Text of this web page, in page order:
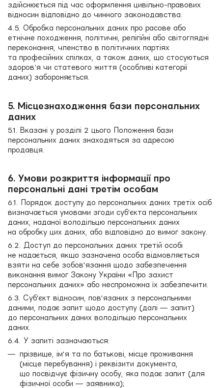
здійснюється під час оформлення цивільно-правових
відносин відповідно до чинного законодавства.
4.5. Обробка персональних даних про расове або
етнічне походження, політичні, релігійні або світоглядні
переконання, членство в політичних партіях
та професійних спілках, а також даних, що стосуються
здоров’я чи статевого життя (особливі категорії
даних) забороняється.
5. Місцезнаходження бази персональних
даних
5.1. Вказані у розділі 2 цього Положення бази
персональних даних знаходяться за адресою
продавця.
6. Умови розкриття інформації про
персональні дані третім особам
6.1. Порядок доступу до персональних даних третіх осіб
визначається умовами згоди суб'єкта персональних
даних, наданої володільцю персональних даних
на обробку цих даних, або відповідно до вимог закону.
6.2. Доступ до персональних даних третій особі
не надається, якщо зазначена особа відмовляється
взяти на себе зобов'язання щодо забезпечення
виконання вимог Закону України «Про захист
персональних даних» або неспроможна їх забезпечити.
6.3. Суб'єкт відносин, пов'язаних з персональними
даними, подає запит щодо доступу (далі — запит)
до персональних даних володільцю персональних
даних.
6.4. У запиті зазначаються:
прізвище, ім'я та по батькові, місце проживання
(місце перебування) і реквізити документа,
що посвідчує фізичну особу, яка подає запит (для
фізичної особи — заявника);